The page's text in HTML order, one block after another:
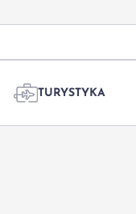
TURYSTYKA